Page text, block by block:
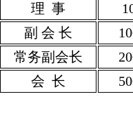
理 事
副 会 长
常务副会长
会 长